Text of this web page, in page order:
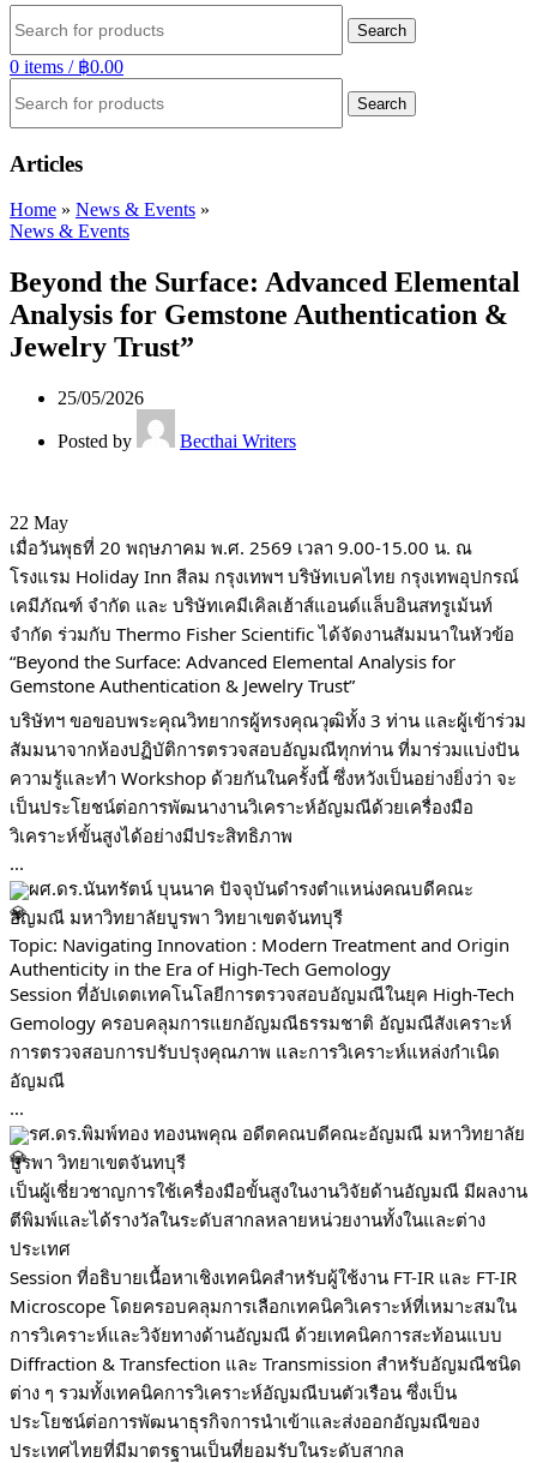
Search
0 items / ฿0.00
Search
Articles
Home » News & Events »
News & Events
Beyond the Surface: Advanced Elemental
Analysis for Gemstone Authentication &
Jewelry Trust”
25/05/2026
Posted by Becthai Writers
22 May
เมื่อวันพุธที่ 20 พฤษภาคม พ.ศ. 2569 เวลา 9.00-15.00 น. ณ
โรงแรม Holiday Inn สีลม กรุงเทพฯ บริษัทเบคไทย กรุงเทพอุปกรณ์
เคมีภัณฑ์ จำกัด และ บริษัทเคมีเคิลเฮ้าส์แอนด์แล็บอินสทรูเม้นท์
จำกัด ร่วมกับ Thermo Fisher Scientific ได้จัดงานสัมมนาในหัวข้อ
“Beyond the Surface: Advanced Elemental Analysis for
Gemstone Authentication & Jewelry Trust”
บริษัทฯ ขอขอบพระคุณวิทยากรผู้ทรงคุณวุฒิทั้ง 3 ท่าน และผู้เข้าร่วม
สัมมนาจากห้องปฏิบัติการตรวจสอบอัญมณีทุกท่าน ที่มาร่วมแบ่งปัน
ความรู้และทำ Workshop ด้วยกันในครั้งนี้ ซึ่งหวังเป็นอย่างยิ่งว่า จะ
เป็นประโยชน์ต่อการพัฒนางานวิเคราะห์อัญมณีด้วยเครื่องมือ
วิเคราะห์ขั้นสูงได้อย่างมีประสิทธิภาพ
...
ผศ.ดร.นันทรัตน์ บุนนาค ปัจจุบันดำรงตำแหน่งคณบดีคณะ
อัญมณี มหาวิทยาลัยบูรพา วิทยาเขตจันทบุรี
Topic: Navigating Innovation : Modern Treatment and Origin
Authenticity in the Era of High-Tech Gemology
Session ที่อัปเดตเทคโนโลยีการตรวจสอบอัญมณีในยุค High-Tech
Gemology ครอบคลุมการแยกอัญมณีธรรมชาติ อัญมณีสังเคราะห์
การตรวจสอบการปรับปรุงคุณภาพ และการวิเคราะห์แหล่งกำเนิด
อัญมณี
...
รศ.ดร.พิมพ์ทอง ทองนพคุณ อดีตคณบดีคณะอัญมณี มหาวิทยาลัย
บูรพา วิทยาเขตจันทบุรี
เป็นผู้เชี่ยวชาญการใช้เครื่องมือขั้นสูงในงานวิจัยด้านอัญมณี มีผลงาน
ตีพิมพ์และได้รางวัลในระดับสากลหลายหน่วยงานทั้งในและต่าง
ประเทศ
Session ที่อธิบายเนื้อหาเชิงเทคนิคสำหรับผู้ใช้งาน FT-IR และ FT-IR
Microscope โดยครอบคลุมการเลือกเทคนิควิเคราะห์ที่เหมาะสมใน
การวิเคราะห์และวิจัยทางด้านอัญมณี ด้วยเทคนิคการสะท้อนแบบ
Diffraction & Transfection และ Transmission สำหรับอัญมณีชนิด
ต่าง ๆ รวมทั้งเทคนิคการวิเคราะห์อัญมณีบนตัวเรือน ซึ่งเป็น
ประโยชน์ต่อการพัฒนาธุรกิจการนำเข้าและส่งออกอัญมณีของ
ประเทศไทยที่มีมาตรฐานเป็นที่ยอมรับในระดับสากล